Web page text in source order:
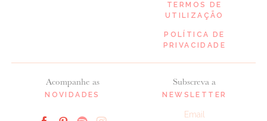
Acompanhe as
NOVIDADES
Subscreva a
NEWSLETTER
TERMOS DE
UTILIZAÇÃO
POLÍTICA DE
PRIVACIDADE